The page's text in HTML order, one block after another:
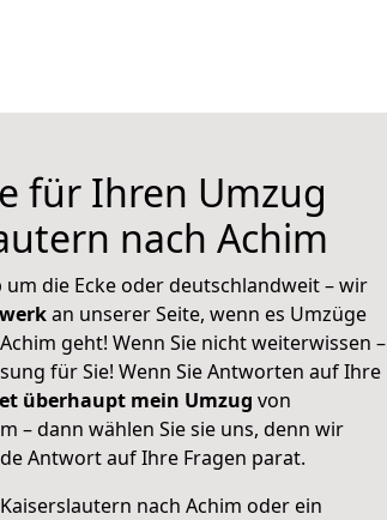
für Ihren Umzug
nach Achim
um die Ecke oder deutschlandweit – wir
an unserer Seite, wenn es Umzüge
geht! Wenn Sie nicht weiterwissen –
für Sie! Wenn Sie Antworten auf Ihre
überhaupt mein Umzug von
– dann wählen Sie sie uns, denn wir
Antwort auf Ihre Fragen parat.
nach Achim oder ein